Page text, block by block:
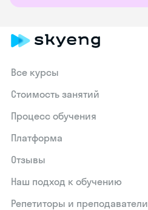
Все курсы
Стоимость занятий
Процесс обучения
Платформа
Отзывы
Наш подход к обучению
Репетиторы и преподаватели